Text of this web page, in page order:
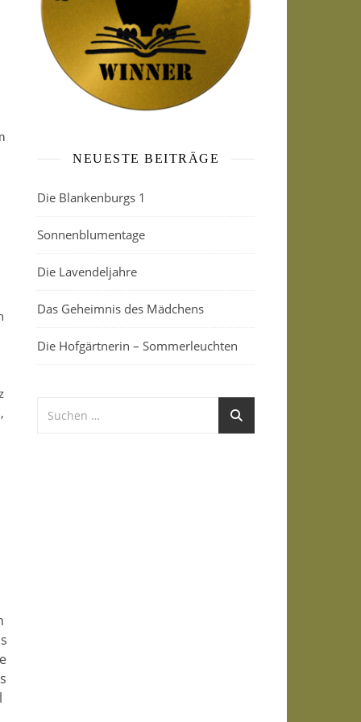
NEUESTE BEITRÄGE
Die Blankenburgs 1
Sonnenblumentage
Die Lavendeljahre
Das Geheimnis des Mädchens
Die Hofgärtnerin – Sommerleuchten